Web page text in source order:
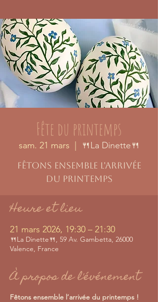
Fête du printemps
sam. 21 mars 🍴La Dinette🍴
Fêtons ensemble l'arrivée
du printemps
Heure et lieu
21 mars 2026, 19:30 – 21:30
🍴La Dinette🍴, 59 Av. Gambetta, 26000
Valence, France
À propos de l'événement
Fêtons ensemble l’arrivée du printemps !